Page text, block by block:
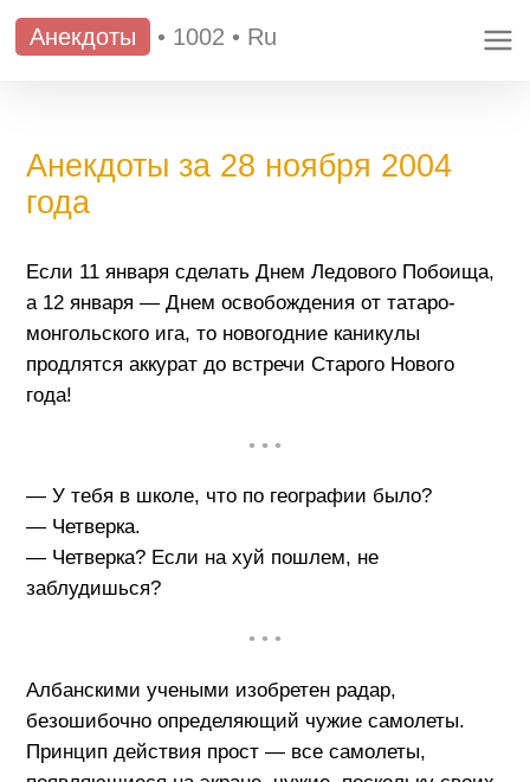
Анекдоты • 1002 • Ru
Анекдоты за 28 ноября 2004
года
Если 11 января сделать Днем Ледового Побоища,
а 12 января — Днем освобождения от татаро-
монгольского ига, то новогодние каникулы
продлятся аккурат до встречи Старого Нового
года!
• • •
— У тебя в школе, что по географии было?
— Четверка.
— Четверка? Если на хуй пошлем, не
заблудишься?
• • •
Албанскими учеными изобретен радар,
безошибочно определяющий чужие самолеты.
Принцип действия прост — все самолеты,